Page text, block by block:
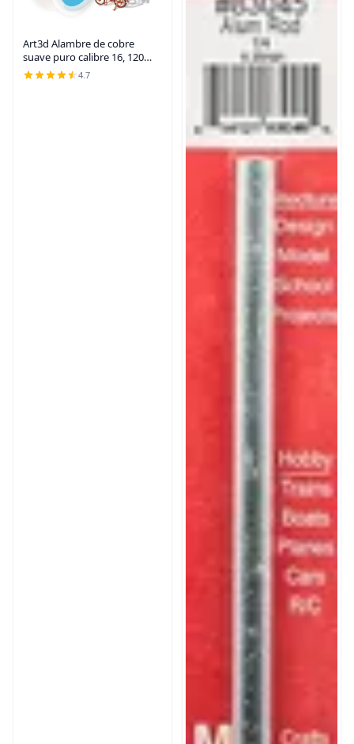
Art3d Alambre de cobre
suave puro calibre 16, 120
pies, 99.9% para
electrocultura, jardinería,
4.7